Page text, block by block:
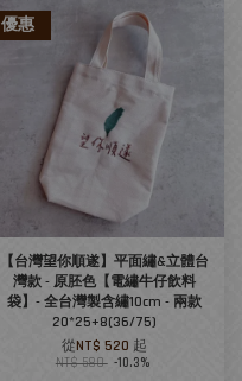
優惠
【台灣望你順遂】平面繡&立體台
灣款 - 原胚色【電繡牛仔飲料
袋】- 全台灣製含繡10cm - 兩款
20*25+8(36/75)
從NT$ 520 起
NT$ 580 -10.3%